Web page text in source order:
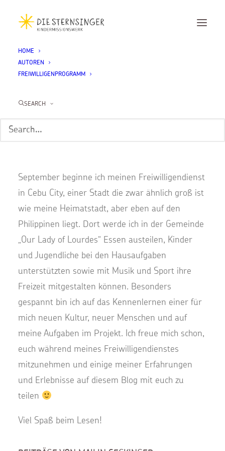
HOME
AUTOREN
FREIWILLIGENPROGRAMM
SEARCH
Mailin Seckinger
September beginne ich meinen Freiwilligendienst
in Cebu City, einer Stadt die zwar ähnlich groß ist
wie meine Heimatstadt, aber eben auf den
Philippinen liegt. Dort werde ich in der Gemeinde
„Our Lady of Lourdes“ Essen austeilen, Kinder
und Jugendliche bei den Hausaufgaben
unterstützten sowie mit Musik und Sport ihre
Freizeit mitgestalten können. Besonders
gespannt bin ich auf das Kennenlernen einer für
mich neuen Kultur, neuer Menschen und auf
meine Aufgaben im Projekt. Ich freue mich schon,
euch während meines Freiwilligendienstes
mitzunehmen und einige meiner Erfahrungen
und Erlebnisse auf diesem Blog mit euch zu
teilen
Viel Spaß beim Lesen!